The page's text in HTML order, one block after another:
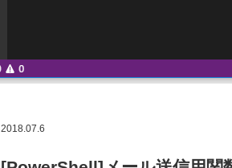
2018.07.6